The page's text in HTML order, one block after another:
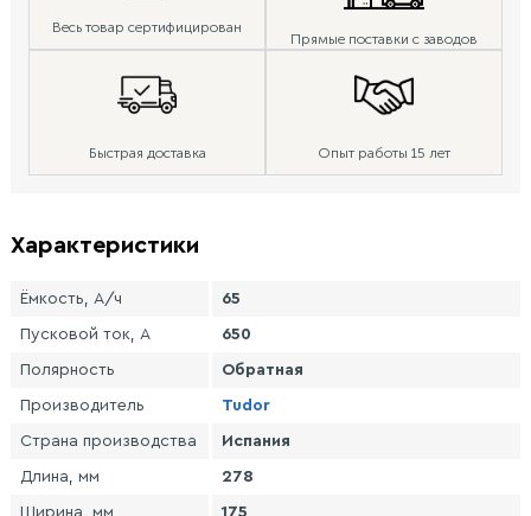
Весь товар сертифицирован
Прямые поставки с заводов
Быстрая доставка Опыт работы 15 лет
Характеристики
Ёмкость, А/ч 65
Пусковой ток, А 650
Полярность Обратная
Производитель Tudor
Страна производства Испания
Длина, мм 278
Ширина, мм 175